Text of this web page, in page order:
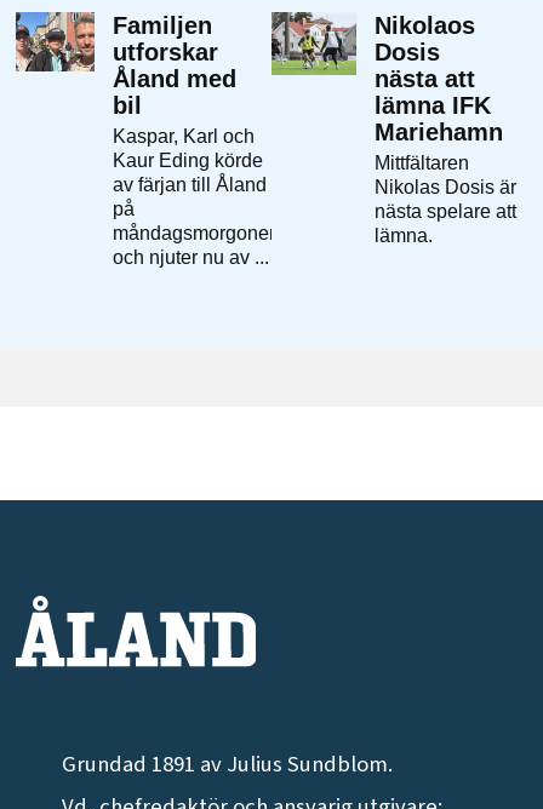
Grundad 1891 av Julius Sundblom.